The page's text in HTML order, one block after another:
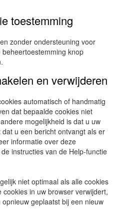
toestemming
zonder ondersteuning voor
knop
en verwijderen
automatisch of handmatig
dat bepaalde cookies niet
mogelijkheid is dat u uw
u een bericht ontvangt als er
informatie over deze
instructies van de Help-functie
niet optimaal als alle cookies
in uw browser verwijdert,
geplaatst bij een nieuw